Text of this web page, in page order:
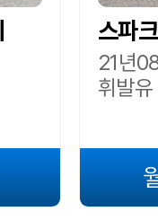
스파
21년
휘발유